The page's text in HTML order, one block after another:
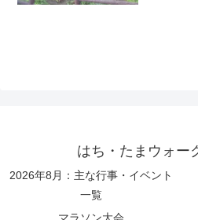
はち・たまウォー
2026年8月：主な行事・イベント
一覧
マラソン大会